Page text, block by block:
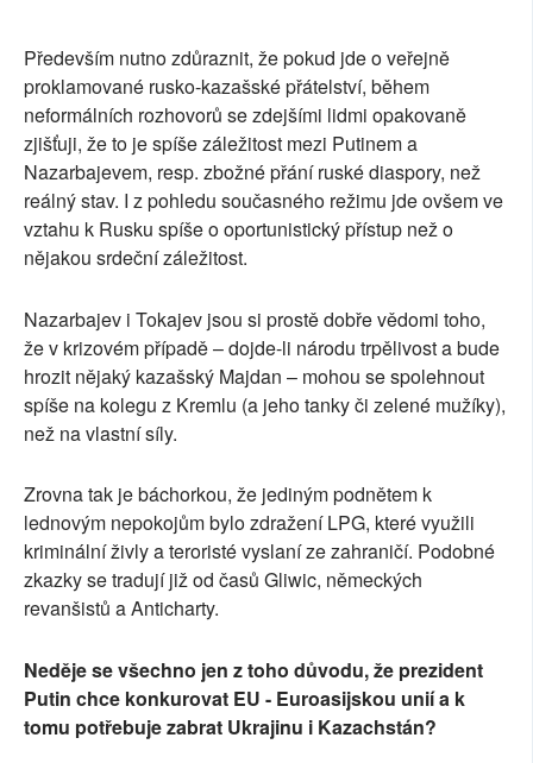
Především nutno zdůraznit, že pokud jde o veřejně
proklamované rusko-kazašské přátelství, během
neformálních rozhovorů se zdejšími lidmi opakovaně
zjišťuji, že to je spíše záležitost mezi Putinem a
Nazarbajevem, resp. zbožné přání ruské diaspory, než
reálný stav. I z pohledu současného režimu jde ovšem ve
vztahu k Rusku spíše o oportunistický přístup než o
nějakou srdeční záležitost.
Nazarbajev i Tokajev jsou si prostě dobře vědomi toho,
že v krizovém případě – dojde-li národu trpělivost a bude
hrozit nějaký kazašský Majdan – mohou se spolehnout
spíše na kolegu z Kremlu (a jeho tanky či zelené mužíky),
než na vlastní síly.
Zrovna tak je báchorkou, že jediným podnětem k
lednovým nepokojům bylo zdražení LPG, které využili
kriminální živly a teroristé vyslaní ze zahraničí. Podobné
zkazky se tradují již od časů Gliwic, německých
revanšistů a Anticharty.
Neděje se všechno jen z toho důvodu, že prezident
Putin chce konkurovat EU - Euroasijskou unií a k
tomu potřebuje zabrat Ukrajinu i Kazachstán?